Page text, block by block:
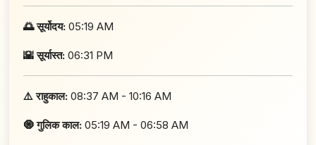
🌅 सूर्योदय: 05:19 AM
🌇 सूर्यास्त: 06:31 PM
⚠️ राहुकाल: 08:37 AM - 10:16 AM
🧿 गुलिक काल: 05:19 AM - 06:58 AM